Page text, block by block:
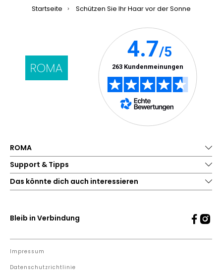
Startseite Schützen Sie Ihr Haar vor der Sonne
ROMA
Support & Tipps
Das könnte dich auch interessieren
Bleib in Verbindung
Impressum
Datenschutzrichtlinie